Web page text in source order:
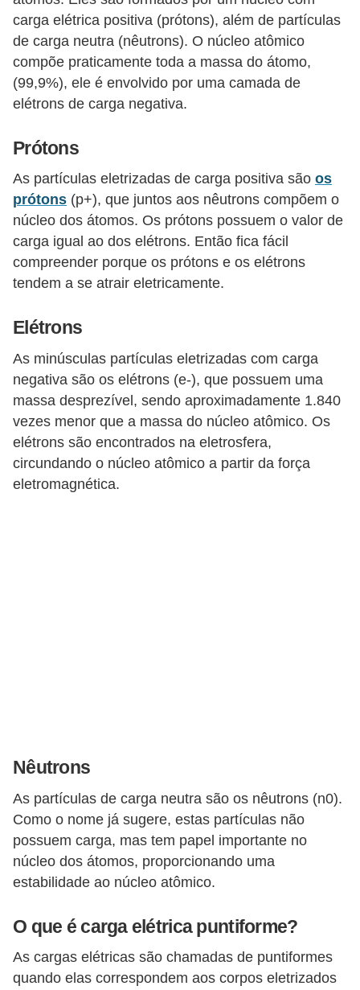
carga elétrica positiva (prótons), além de partículas
de carga neutra (nêutrons). O núcleo atômico
compõe praticamente toda a massa do átomo,
(99,9%), ele é envolvido por uma camada de
elétrons de carga negativa.
Prótons
As partículas eletrizadas de carga positiva são os
prótons (p+), que juntos aos nêutrons compõem o
núcleo dos átomos. Os prótons possuem o valor de
carga igual ao dos elétrons. Então fica fácil
compreender porque os prótons e os elétrons
tendem a se atrair eletricamente.
Elétrons
As minúsculas partículas eletrizadas com carga
negativa são os elétrons (e-), que possuem uma
massa desprezível, sendo aproximadamente 1.840
vezes menor que a massa do núcleo atômico. Os
elétrons são encontrados na eletrosfera,
circundando o núcleo atômico a partir da força
eletromagnética.
Nêutrons
As partículas de carga neutra são os nêutrons (n0).
Como o nome já sugere, estas partículas não
possuem carga, mas tem papel importante no
núcleo dos átomos, proporcionando uma
estabilidade ao núcleo atômico.
O que é carga elétrica puntiforme?
As cargas elétricas são chamadas de puntiformes
quando elas correspondem aos corpos eletrizados
e
C
u
r
o
s
d
e
e
l
é
t
i
c
a
e
m
v
c
m
s
m
–
E
l